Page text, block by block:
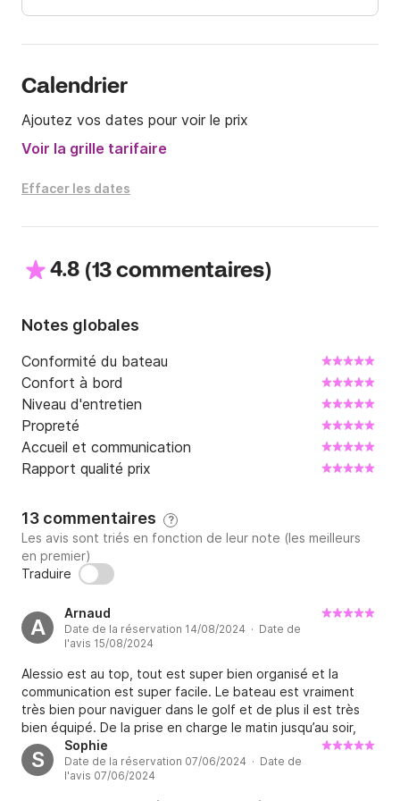
des commodités du port, avec la possibilité d'une
maximum de confort.
Choisissez l'Idea 58 pour votre prochain voyage et
découvrez le meilleur de la côte ligure avec un service
besoins.
Calendrier
Ajoutez vos dates pour voir le prix
Voir la grille tarifaire
Effacer les dates
4.8 (13 commentaires)
Notes globales
Conformité du bateau
Confort à bord
Niveau d'entretien
Propreté
Accueil et communication
Rapport qualité prix
13 commentaires ?
Les avis sont triés en fonction de leur note (les meilleurs
en premier)
Traduire
A
Arnaud
Date de la réservation 14/08/2024 · Date de
l'avis 15/08/2024
Alessio est au top, tout est super bien organisé et la
communication est super facile. Le bateau est vraiment
très bien pour naviguer dans le golf et de plus il est très
bien équipé. De la prise en charge le matin jusqu’au soir,
Alessio et son équipe ont toujours été au petit soin avec
nous. Nous recommandons Alessio et si nous revenons,
nous saurons où aller pour louer un bateau c’est une
S
Sophie
Date de la réservation 07/06/2024 · Date de
l'avis 07/06/2024